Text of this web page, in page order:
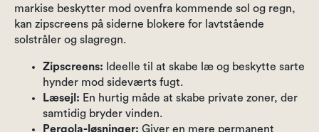
markise beskytter mod ovenfra kommende sol og regn,
kan zipscreens på siderne blokere for lavtstående
solstråler og slagregn.
Zipscreens: Ideelle til at skabe læ og beskytte sarte
hynder mod sideværts fugt.
Læsejl: En hurtig måde at skabe private zoner, der
samtidig bryder vinden.
Pergola-løsninger: Giver en mere permanent